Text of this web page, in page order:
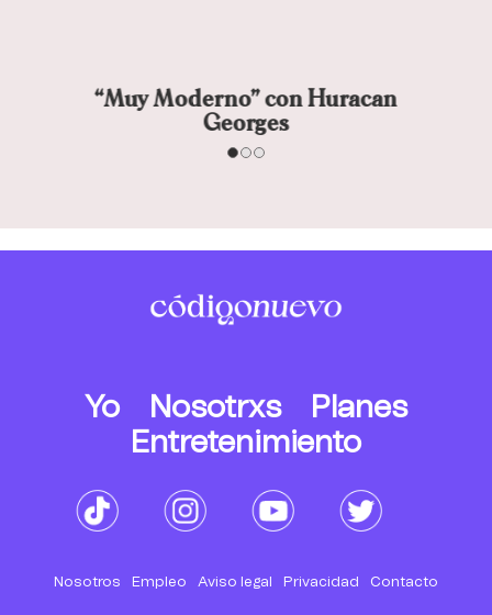
“Muy Moderno” con Huracan
Georges
Yo Nosotrxs
Planes
Entretenimiento
Nosotros Empleo Aviso legal Privacidad Contacto